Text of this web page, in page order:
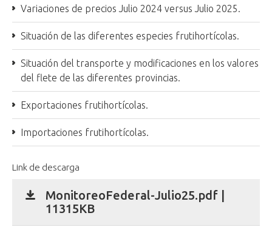
Variaciones de precios Julio 2024 versus Julio 2025.
Situación de las diferentes especies frutihortícolas.
Situación del transporte y modificaciones en los valores
del flete de las diferentes provincias.
Exportaciones frutihortícolas.
Importaciones frutihortícolas.
Link de descarga
MonitoreoFederal-Julio25.pdf |
11315KB